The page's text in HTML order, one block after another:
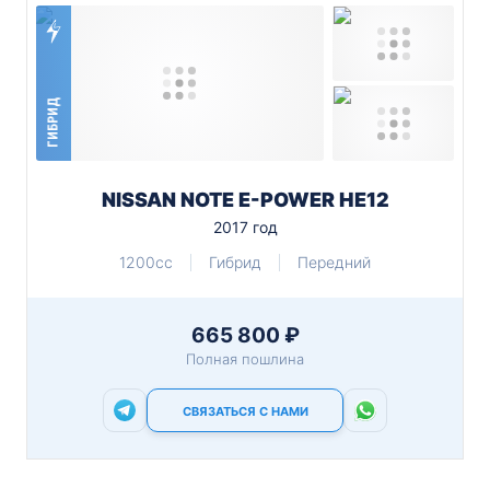
ГИБРИД
NISSAN NOTE E-POWER HE12
2017 год
1200cc
Гибрид Передний
665 800 ₽
Полная пошлина
СВЯЗАТЬСЯ С НАМИ